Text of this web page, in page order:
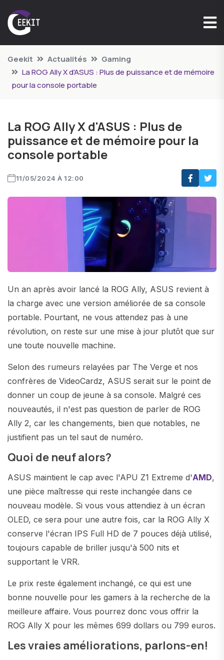
Geekit Actualités
Gaming
La ROG Ally X d'ASUS : Plus de puissance et de mémoire
pour la console portable
La ROG Ally X d'ASUS : Plus de
puissance et de mémoire pour la
console portable
11/05/2024 À 12:00
Un an après avoir lancé la ROG Ally, ASUS revient à
la charge avec une version améliorée de sa console
portable. Pourtant, ne vous attendez pas à une
révolution, on reste sur une mise à jour plutôt que sur
une toute nouvelle machine.
Selon des rumeurs relayées par The Verge et nos
confrères de VideoCardz, ASUS serait sur le point de
donner un coup de jeune à sa console. Malgré ces
nouveautés, il n'est pas question de parler de ROG
Ally 2, car les changements, bien que notables, ne
justifient pas un tel saut de numéro.
Quoi de neuf alors?
ASUS maintient le cap avec l'APU Z1 Extreme d'AMD,
une pièce maîtresse qui reste inchangée dans ce
nouveau modèle. Si vous vous attendiez à un écran
OLED, ce sera pour une autre fois, car la ROG Ally X
conserve l'écran IPS Full HD de 7 pouces déjà utilisé,
toujours capable de briller jusqu'à 500 nits et
supportant le VRR.
Le prix reste également inchangé, ce qui est une
bonne nouvelle pour les gamers à la recherche de la
meilleure affaire. Vous pourrez donc vous offrir la
ROG Ally X pour les mêmes 699 dollars ou 799 euros.
Les vraies améliorations, parlons-en!